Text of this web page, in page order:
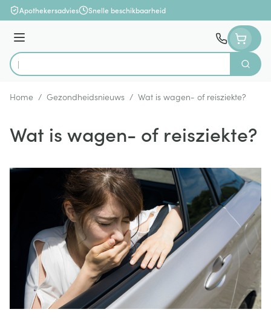
Ga naar de inhoud
Apothekersadvies Snelle beschikbaarheid
Menu
Product, merk, categorie...
Zoek
Home / Gezondheidsnieuws / Wat is wagen- of reisziekte?
Wat is wagen- of reisziekte?